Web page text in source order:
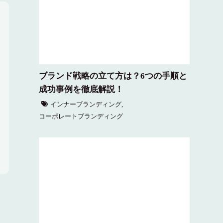
ブランド戦略の立て方は？6つの手順と
成功事例を徹底解説！
インナーブランディング
コーポレートブランディング